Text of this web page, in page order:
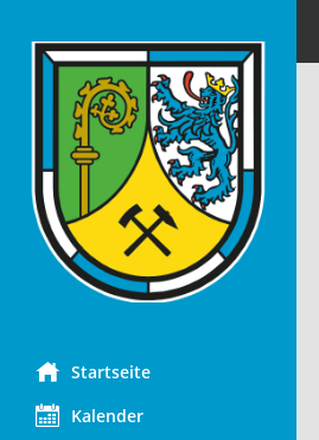
Startseite
Kalender